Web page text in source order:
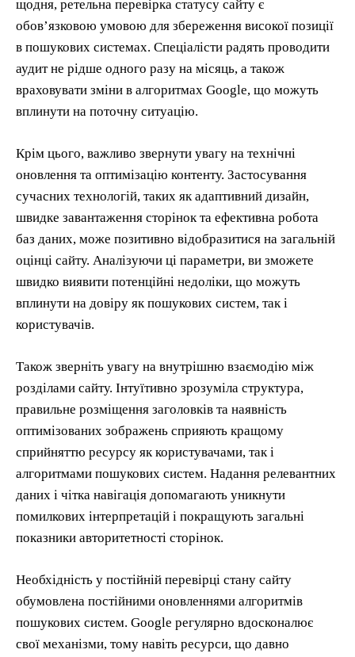
щодня, ретельна перевірка статусу сайту є
обов’язковою умовою для збереження високої позиції
в пошукових системах. Спеціалісти радять проводити
аудит не рідше одного разу на місяць, а також
враховувати зміни в алгоритмах Google, що можуть
вплинути на поточну ситуацію.
Крім цього, важливо звернути увагу на технічні
оновлення та оптимізацію контенту. Застосування
сучасних технологій, таких як адаптивний дизайн,
швидке завантаження сторінок та ефективна робота
баз даних, може позитивно відобразитися на загальній
оцінці сайту. Аналізуючи ці параметри, ви зможете
швидко виявити потенційні недоліки, що можуть
вплинути на довіру як пошукових систем, так і
користувачів.
Також зверніть увагу на внутрішню взаємодію між
розділами сайту. Інтуїтивно зрозуміла структура,
правильне розміщення заголовків та наявність
оптимізованих зображень сприяють кращому
сприйняттю ресурсу як користувачами, так і
алгоритмами пошукових систем. Надання релевантних
даних і чітка навігація допомагають уникнути
помилкових інтерпретацій і покращують загальні
показники авторитетності сторінок.
Необхідність у постійній перевірці стану сайту
обумовлена постійними оновленнями алгоритмів
пошукових систем. Google регулярно вдосконалює
свої механізми, тому навіть ресурси, що давно